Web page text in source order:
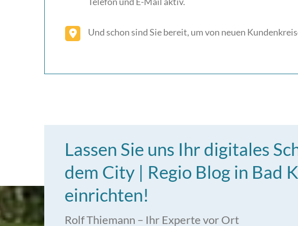
Und schon sind Sie bereit, um von neuen
Lassen Sie uns Ihr digitales
dem City | Regio Blog in Bad
einrichten!
Rolf Thiemann – Ihr Experte vor Ort